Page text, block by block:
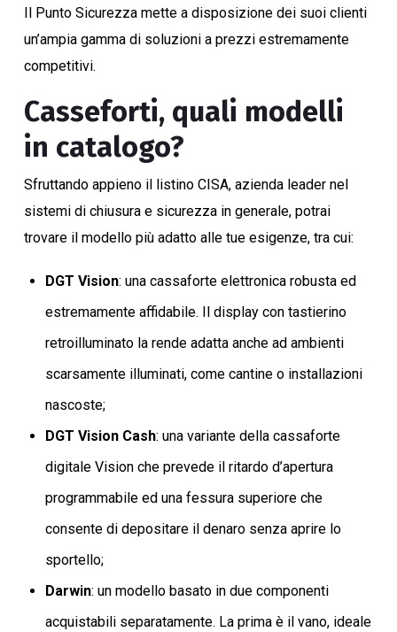
Il Punto Sicurezza mette a disposizione dei suoi clienti
un’ampia gamma di soluzioni a prezzi estremamente
competitivi.
Casseforti, quali modelli
in catalogo?
Sfruttando appieno il listino CISA, azienda leader nel
sistemi di chiusura e sicurezza in generale, potrai
trovare il modello più adatto alle tue esigenze, tra cui:
DGT Vision: una cassaforte elettronica robusta ed
estremamente affidabile. Il display con tastierino
retroilluminato la rende adatta anche ad ambienti
scarsamente illuminati, come cantine o installazioni
nascoste;
DGT Vision Cash: una variante della cassaforte
digitale Vision che prevede il ritardo d’apertura
programmabile ed una fessura superiore che
consente di depositare il denaro senza aprire lo
sportello;
Darwin: un modello basato in due componenti
acquistabili separatamente. La prima è il vano, ideale